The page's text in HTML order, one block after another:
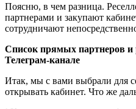
Поясню, в чем разница.
партнерами и закупают
сотрудничают
Список прямых партнеров и
Телеграм-канале
Итак, мы с вами выбрали для
открывать кабинет. Что же